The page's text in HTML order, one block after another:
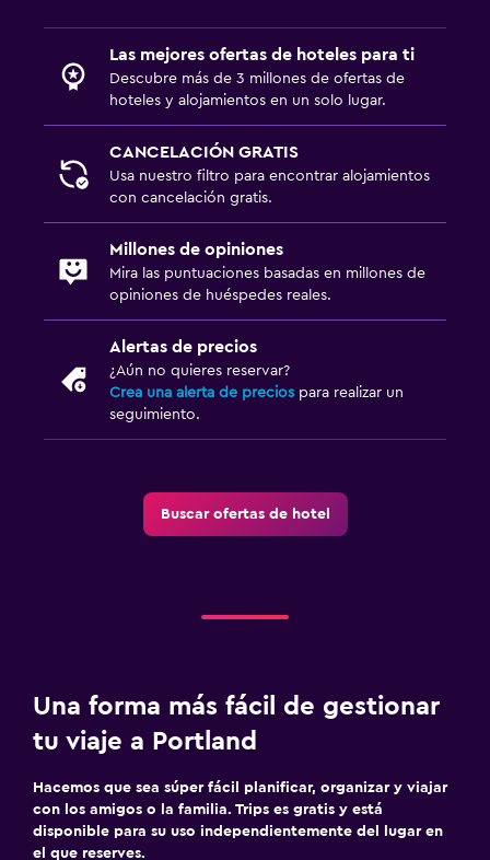
Las mejores ofertas de hoteles para ti
Descubre más de 3 millones de ofertas de
hoteles y alojamientos en un solo lugar.
CANCELACIÓN GRATIS
Usa nuestro filtro para encontrar alojamientos
con cancelación gratis.
Millones de opiniones
Mira las puntuaciones basadas en millones de
opiniones de huéspedes reales.
Alertas de precios
¿Aún no quieres reservar?
Crea una alerta de precios para realizar un
seguimiento.
Buscar ofertas de hotel
Una forma más fácil de gestionar
tu viaje a Portland
Hacemos que sea súper fácil planificar, organizar y viajar
con los amigos o la familia. Trips es gratis y está
disponible para su uso independientemente del lugar en
el que reserves.